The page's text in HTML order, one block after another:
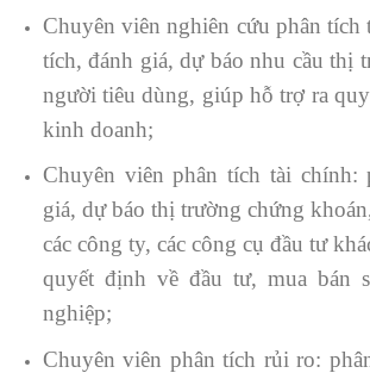
Chuyên viên nghiên cứu phân tích
tích, đánh giá, dự báo nhu cầu thị
người tiêu dùng, giúp hỗ trợ ra
kinh doanh;
Chuyên viên phân tích tài chính:
giá, dự báo thị trường chứng
các công ty, các công cụ đầu tư
quyết định về đầu tư, mua bán
nghiệp;
Chuyên viên phân tích rủi ro: